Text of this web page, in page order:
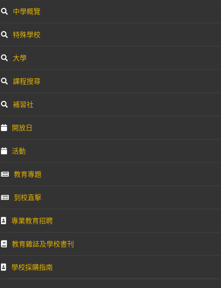
中學概覽
特殊學校
大學
課程搜尋
補習社
開放日
活動
教育專題
到校直擊
專業教育招聘
教育雜誌及學校書刊
學校採購指南